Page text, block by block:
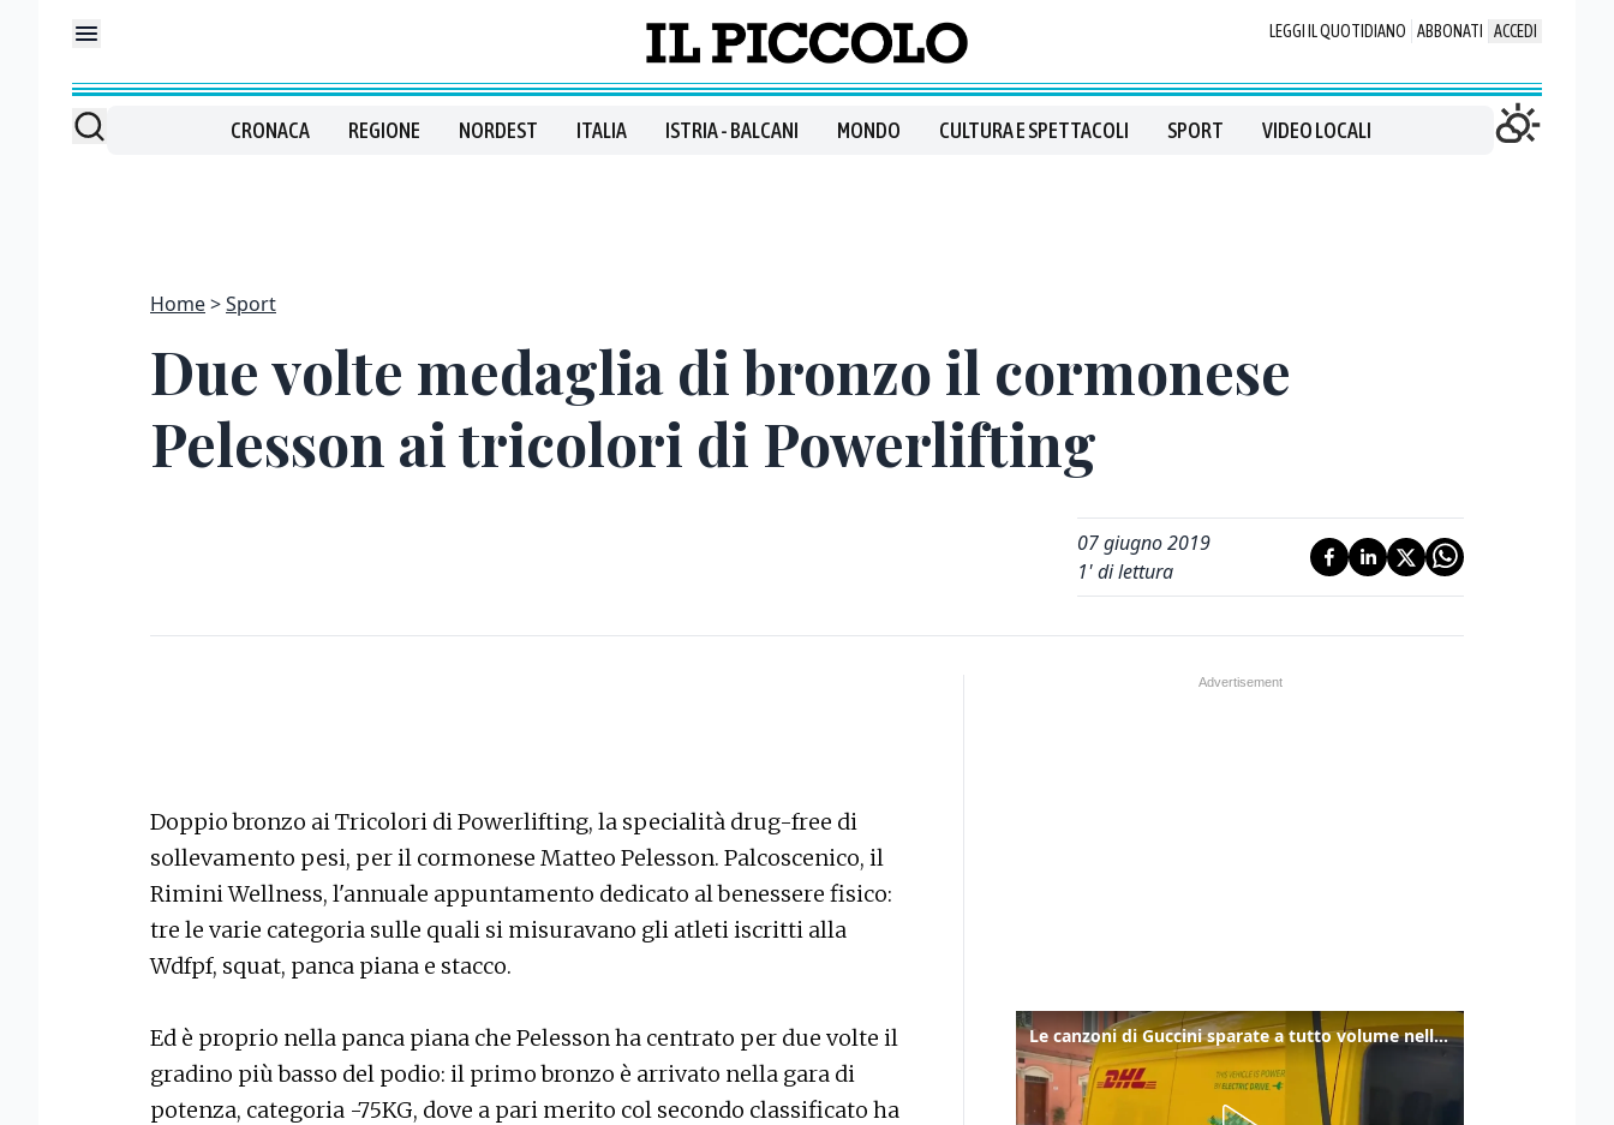
LEGGI IL QUOTIDIANO ABBONATI ACCEDI
CRONACA REGIONE NORDEST ITALIA ISTRIA - BALCANI MONDO CULTURA E SPETTACOLI SPORT VIDEO LOCALI
Home Sport
Due volte medaglia di bronzo il cormonese
Pelesson ai tricolori di Powerlifting
07 giugno 2019
1' di lettura
Doppio bronzo ai Tricolori di Powerlifting, la specialità drug-free di
sollevamento pesi, per il cormonese Matteo Pelesson. Palcoscenico, il
Rimini Wellness, l'annuale appuntamento dedicato al benessere fisico:
tre le varie categoria sulle quali si misuravano gli atleti iscritti alla
Wdfpf, squat, panca piana e stacco.
Ed è proprio nella panca piana che Pelesson ha centrato per due volte il
gradino più basso del podio: il primo bronzo è arrivato nella gara di
potenza, categoria -75KG, dove a pari merito col secondo classificato ha
Le canzoni di Guccini sparate a tutto volume nella strada dove abitava